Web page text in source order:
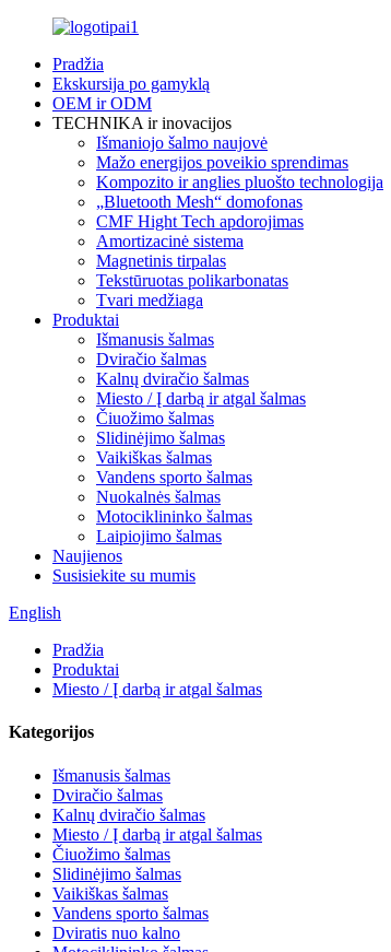
Pradžia
Ekskursija po gamyklą
OEM ir ODM
TECHNIKA ir inovacijos
Išmaniojo šalmo naujovė
Mažo energijos poveikio sprendimas
Kompozito ir anglies pluošto technologija
„Bluetooth Mesh“ domofonas
CMF Hight Tech apdorojimas
Amortizacinė sistema
Magnetinis tirpalas
Tekstūruotas polikarbonatas
Tvari medžiaga
Produktai
Išmanusis šalmas
Dviračio šalmas
Kalnų dviračio šalmas
Miesto / Į darbą ir atgal šalmas
Čiuožimo šalmas
Slidinėjimo šalmas
Vaikiškas šalmas
Vandens sporto šalmas
Nuokalnės šalmas
Motociklininko šalmas
Laipiojimo šalmas
Naujienos
Susisiekite su mumis
English
Pradžia
Produktai
Miesto / Į darbą ir atgal šalmas
Kategorijos
Išmanusis šalmas
Dviračio šalmas
Kalnų dviračio šalmas
Miesto / Į darbą ir atgal šalmas
Čiuožimo šalmas
Slidinėjimo šalmas
Vaikiškas šalmas
Vandens sporto šalmas
Dviratis nuo kalno